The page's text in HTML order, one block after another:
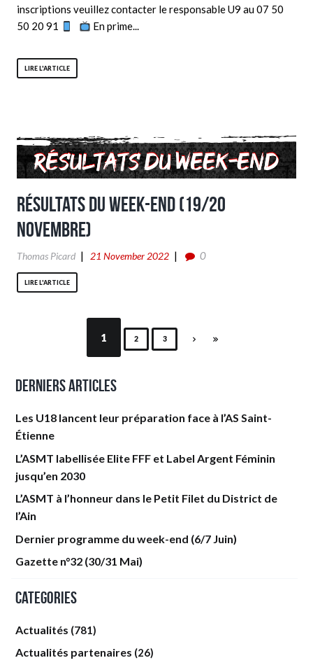
inscriptions veuillez contacter le responsable U9 au 07 50
50 20 91
En prime...
LIRE L'ARTICLE
Résultats du week-end (19/20
Novembre)
Thomas Picard 21 November 2022 0
LIRE L'ARTICLE
1 2 3
Derniers articles
Les U18 lancent leur préparation face à l’AS Saint-
Étienne
L’ASMT labellisée Elite FFF et Label Argent Féminin
jusqu’en 2030
L’ASMT à l’honneur dans le Petit Filet du District de
l’Ain
Dernier programme du week-end (6/7 Juin)
Gazette n°32 (30/31 Mai)
Categories
Actualités (781)
Actualités partenaires (26)